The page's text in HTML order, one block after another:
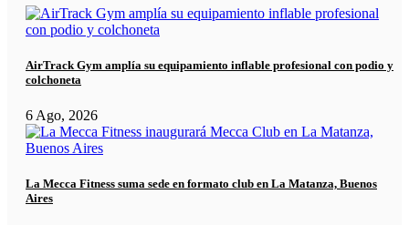
AirTrack Gym amplía su equipamiento inflable profesional con podio y
colchoneta
6 Ago, 2026
La Mecca Fitness suma sede en formato club en La Matanza, Buenos
Aires